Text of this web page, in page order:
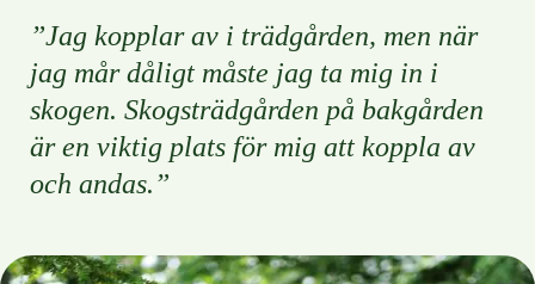
”Jag kopplar av i trädgården, men när
jag mår dåligt måste jag ta mig in i
skogen. Skogsträdgården på bakgården
är en viktig plats för mig att koppla av
och andas.”